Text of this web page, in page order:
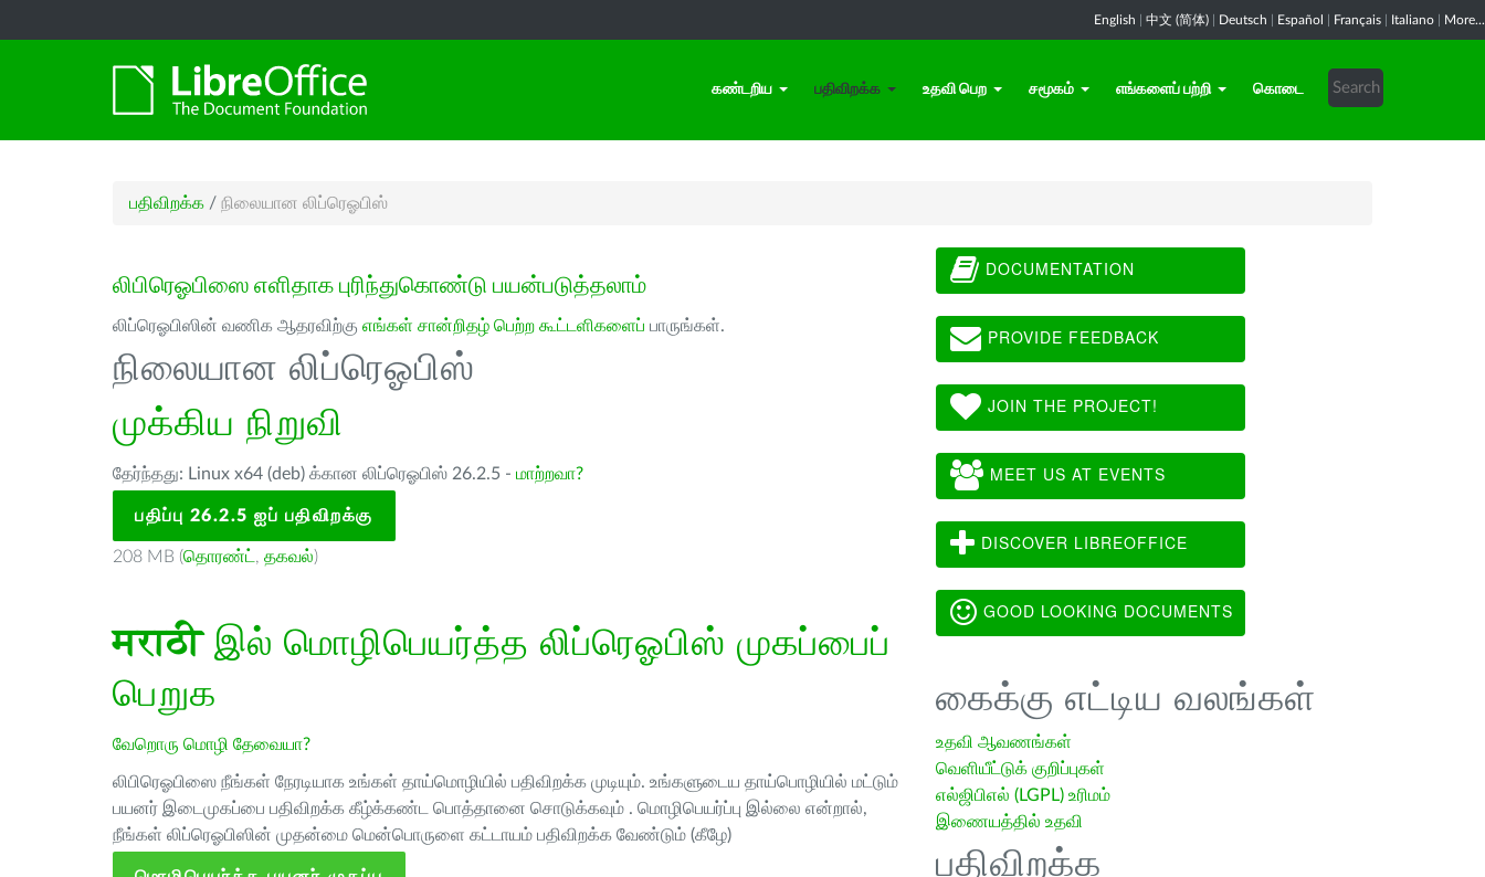
English 中文 (简体) Deutsch Español Français Italiano More...
கண்டறிய பதிவிறக்க உதவி பெற சமூகம் எங்களைப் பற்றி கொடை
பதிவிறக்க / நிலையான லிப்ரெஓபிஸ்
லிபிரெஓபிஸை எளிதாக புரிந்துகொண்டு பயன்படுத்தலாம்
லிப்ரெஓபிஸின் வணிக ஆதரவிற்கு எங்கள் சான்றிதழ் பெற்ற கூட்டளிகளைப் பாருங்கள்.
நிலையான லிப்ரெஓபிஸ்
முக்கிய நிறுவி
தேர்ந்தது: Linux x64 (deb) க்கான லிப்ரெஓபிஸ் 26.2.5 - மாற்றவா?
பதிப்பு 26.2.5 ஐப் பதிவிறக்கு
208 MB (தொரண்ட் , தகவல்)
मराठीஇல் மொழிபெயர்த்த லிப்ரெஓபிஸ் முகப்பைப்
பெறுக
வேறொரு மொழி தேவையா?
லிபிரெஓபிஸை நீங்கள் நேரடியாக உங்கள் தாய்மொழியில் பதிவிறக்க முடியும். உங்களுடைய தாய்பொழியில் மட்டும்
பயனர் இடைமுகப்பை பதிவிறக்க கீழ்க்கண்ட பொத்தானை சொடுக்கவும் . மொழிபெயர்ப்பு இல்லை என்றால்,
நீங்கள் லிப்ரெஓபிஸின் முதன்மை மென்பொருளை கட்டாயம் பதிவிறக்க வேண்டும் (கீழே)
DOCUMENTATION
PROVIDE FEEDBACK
JOIN THE PROJECT!
MEET US AT EVENTS
DISCOVER LIBREOFFICE
GOOD LOOKING DOCUMENTS
கைக்கு எட்டிய வலங்கள்
உதவி ஆவணங்கள்
வெளியீட்டுக் குறிப்புகள்
எல்ஜிபிஎல் (LGPL) உரிமம்
இணையத்தில் உதவி
பதிவிறக்க